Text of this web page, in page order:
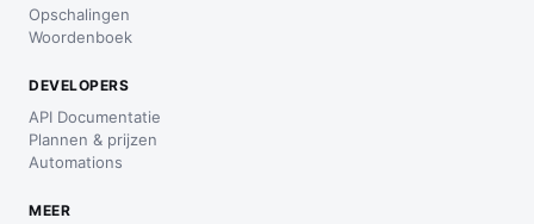
Opschalingen
Woordenboek
DEVELOPERS
API Documentatie
Plannen & prijzen
Automations
MEER